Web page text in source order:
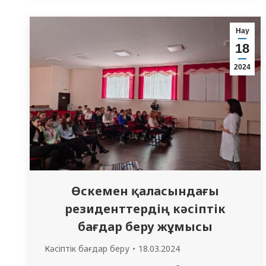
Мұражайға барудағы мақсаты –
оқушылардың Абай Құнанбаевтың тарихын
зерделеуге деген қызығушылығын ояту
және өскелең ұрпақтың бойына
патриоттық, еліне деген…
Нау
18
2024
Өскемен қаласындағы
резиденттердің кәсіптік
бағдар беру жұмысы
Кәсіптік бағдар беру 18.03.2024